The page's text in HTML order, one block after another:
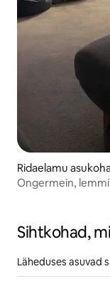
Ridaelamu
Ongermein,
Sihtkohad,
Läheduses asuvad